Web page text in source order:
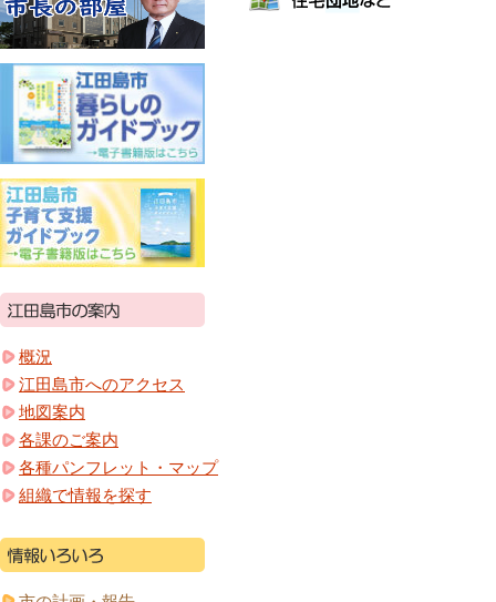
概況
江田島市へのアクセス
地図案内
各課のご案内
各種パンフレット・マップ
組織で情報を探す